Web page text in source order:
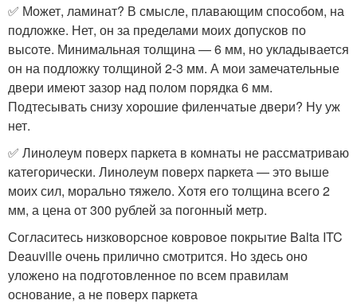
✅ Может, ламинат? В смысле, плавающим способом, на
подложке. Нет, он за пределами моих допусков по
высоте. Минимальная толщина — 6 мм, но укладывается
он на подложку толщиной 2-3 мм. А мои замечательные
двери имеют зазор над полом порядка 6 мм.
Подтесывать снизу хорошие филенчатые двери? Ну уж
нет.
✅ Линолеум поверх паркета в комнаты не рассматриваю
категорически. Линолеум поверх паркета — это выше
моих сил, морально тяжело. Хотя его толщина всего 2
мм, а цена от 300 рублей за погонный метр.
Согласитесь низковорсное ковровое покрытие Balta ITC
Deauville очень прилично смотрится. Но здесь оно
уложено на подготовленное по всем правилам
основание, а не поверх паркета